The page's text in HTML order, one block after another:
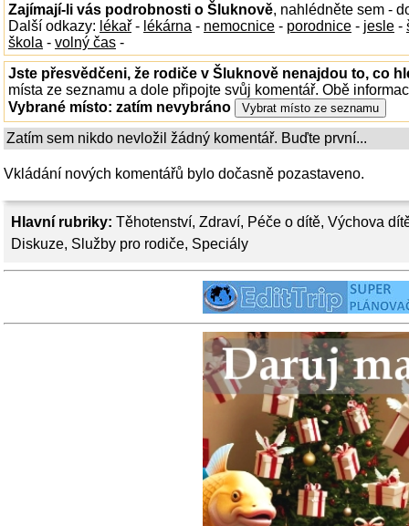
Hlavní rubriky: Těhotenství, Zdraví, Péče o dítě, Výchova
Diskuze, Služby pro rodiče, Speciály
Zajímají-li vás podrobnosti o Šluknově, nahlédněte sem -
Další odkazy: lékař - lékárna - nemocnice - porodnice - jesle -
škola - volný čas -
Jste přesvědčeni, že rodiče v Šluknově nenajdou to, co
místa ze seznamu a dole připojte svůj komentář. Obě
Vybrané místo: zatím nevybráno
Zatím sem nikdo nevložil žádný komentář. Buďte první...
Vkládání nových komentářů bylo dočasně pozastaveno.